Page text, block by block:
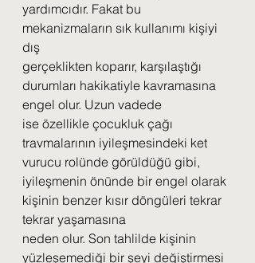
yardımcıdır. Fakat bu
mekanizmaların sık kullanımı kişiyi
dış
gerçeklikten koparır, karşılaştığı
durumları hakikatiyle kavramasına
engel olur. Uzun vadede
ise özellikle çocukluk çağı
travmalarının iyileşmesindeki ket
vurucu rolünde görüldüğü gibi,
iyileşmenin önünde bir engel olarak
kişinin benzer kısır döngüleri tekrar
tekrar yaşamasına
neden olur. Son tahlilde kişinin
yüzleşemediği bir şeyi değiştirmesi